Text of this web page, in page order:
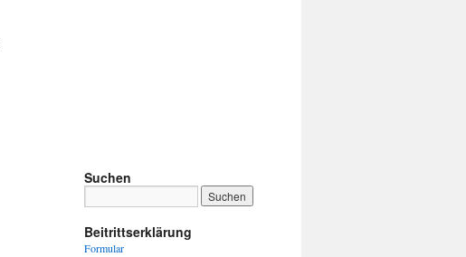
Suchen
Beitrittserklärung
Formular